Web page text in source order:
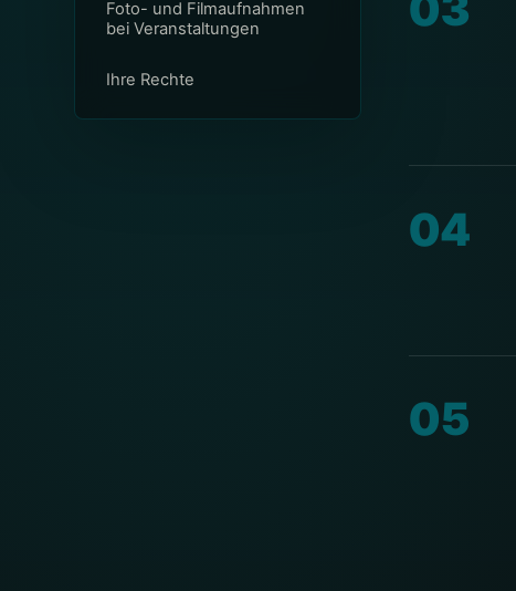
Foto- und Filmaufnahmen
bei Veranstaltungen
Ihre Rechte
04
05